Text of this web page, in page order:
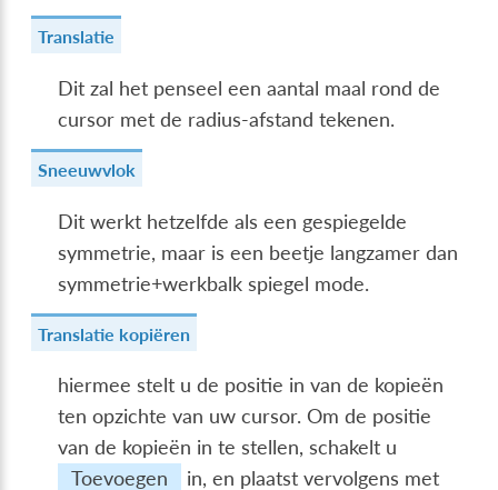
Translatie
Dit zal het penseel een aantal maal rond de
cursor met de radius-afstand tekenen.
Sneeuwvlok
Dit werkt hetzelfde als een gespiegelde
symmetrie, maar is een beetje langzamer dan
symmetrie+werkbalk spiegel mode.
Translatie kopiëren
hiermee stelt u de positie in van de kopieën
ten opzichte van uw cursor. Om de positie
van de kopieën in te stellen, schakelt u
Toevoegen
in, en plaatst vervolgens met